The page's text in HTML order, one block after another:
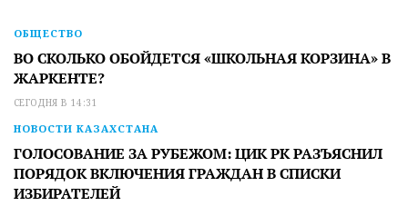
ОБЩЕСТВО
ВО СКОЛЬКО ОБОЙДЕТСЯ «ШКОЛЬНАЯ КОРЗИНА» В
ЖАРКЕНТЕ?
СЕГОДНЯ В 14:31
НОВОСТИ КАЗАХСТАНА
ГОЛОСОВАНИЕ ЗА РУБЕЖОМ: ЦИК РК РАЗЪЯСНИЛ
ПОРЯДОК ВКЛЮЧЕНИЯ ГРАЖДАН В СПИСКИ
ИЗБИРАТЕЛЕЙ